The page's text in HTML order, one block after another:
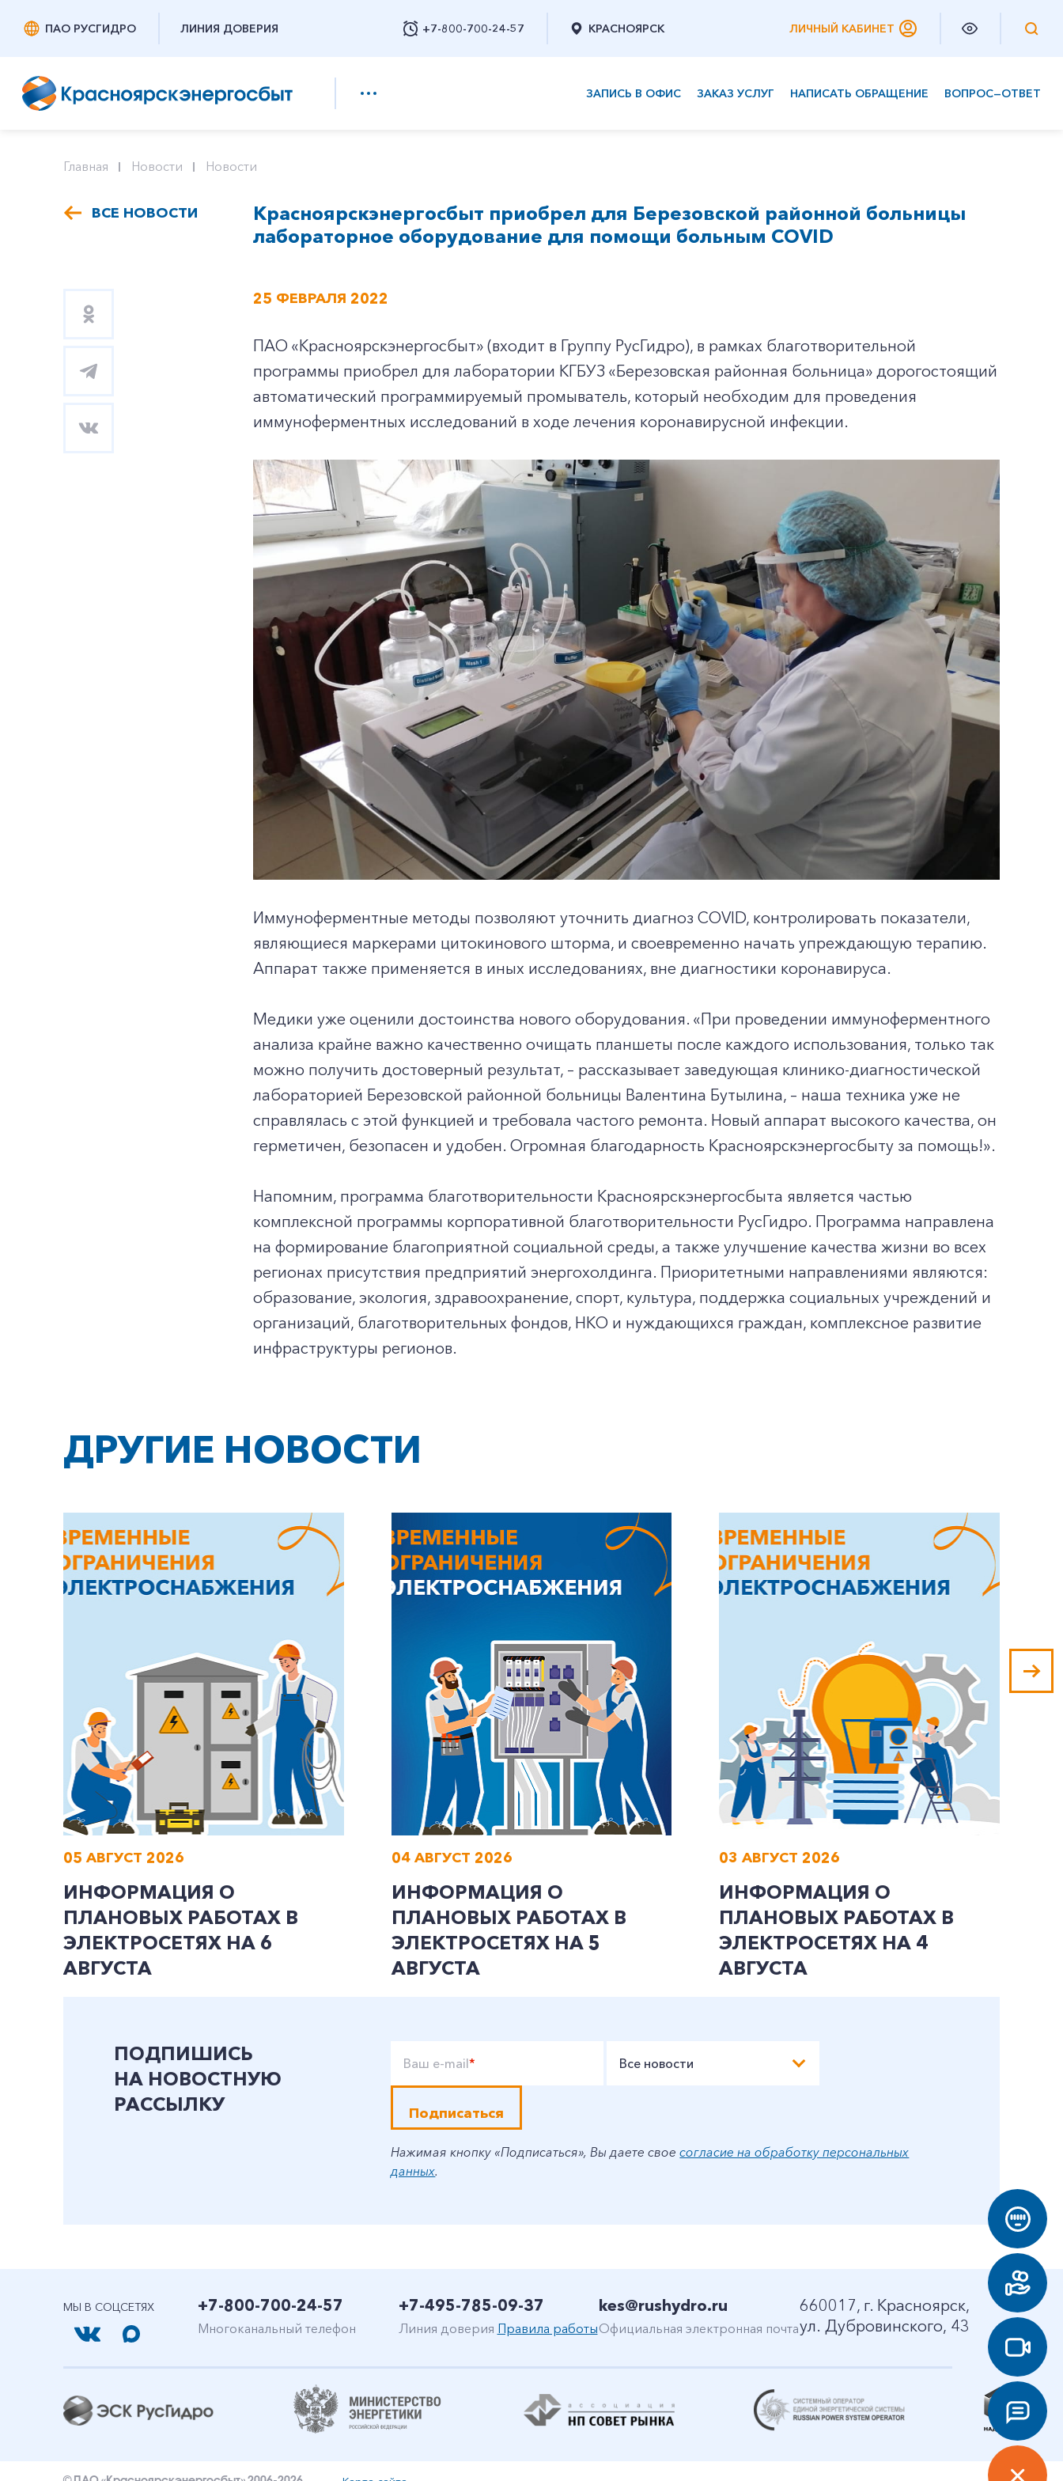
ПАО РУСГИДРО ЛИНИЯ ДОВЕРИЯ +7-800-700-24-57
Заказать обратный звонок
КРАСНОЯРСК ЛИЧНЫЙ КАБИНЕТ
ЗАПИСЬ В ОФИС ЗАКАЗ УСЛУГ НАПИСАТЬ ОБРАЩЕНИЕ ВОПРОС—ОТВЕТ
+7-800-700-24-57
Частным клиентам
Корпоративным клиентам
Главная Новости Новости
ВСЕ НОВОСТИ
Красноярскэнергосбыт приобрел для Березовской районной больницы
лабораторное оборудование для помощи больным COVID
25 ФЕВРАЛЯ 2022
ПАО «Красноярскэнергосбыт» (входит в Группу РусГидро), в рамках благотворительной
программы приобрел для лаборатории КГБУЗ «Березовская районная больница» дорогостоящий
автоматический программируемый промыватель, который необходим для проведения
иммуноферментных исследований в ходе лечения коронавирусной инфекции.
Иммуноферментные методы позволяют уточнить диагноз COVID, контролировать показатели,
являющиеся маркерами цитокинового шторма, и своевременно начать упреждающую терапию.
Аппарат также применяется в иных исследованиях, вне диагностики коронавируса.
Медики уже оценили достоинства нового оборудования. «При проведении иммуноферментного
анализа крайне важно качественно очищать планшеты после каждого использования, только так
можно получить достоверный результат, – рассказывает заведующая клинико-диагностической
лабораторией Березовской районной больницы Валентина Бутылина, – наша техника уже не
справлялась с этой функцией и требовала частого ремонта. Новый аппарат высокого качества, он
герметичен, безопасен и удобен. Огромная благодарность Красноярскэнергосбыту за помощь!».
Напомним, программа благотворительности Красноярскэнергосбыта является частью
комплексной программы корпоративной благотворительности РусГидро. Программа направлена
на формирование благоприятной социальной среды, а также улучшение качества жизни во всех
регионах присутствия предприятий энергохолдинга. Приоритетными направлениями являются:
образование, экология, здравоохранение, спорт, культура, поддержка социальных учреждений и
организаций, благотворительных фондов, НКО и нуждающихся граждан, комплексное развитие
инфраструктуры регионов.
ДРУГИЕ НОВОСТИ
05 АВГУСТ 2026
ИНФОРМАЦИЯ О
ПЛАНОВЫХ РАБОТАХ В
ЭЛЕКТРОСЕТЯХ НА 6
АВГУСТА
04 АВГУСТ 2026
ИНФОРМАЦИЯ О
ПЛАНОВЫХ РАБОТАХ В
ЭЛЕКТРОСЕТЯХ НА 5
АВГУСТА
03 АВГУСТ 2026
ИНФОРМАЦИЯ О
ПЛАНОВЫХ РАБОТАХ В
ЭЛЕКТРОСЕТЯХ НА 4
АВГУСТА
ПОДПИШИСЬ
НА НОВОСТНУЮ
РАССЫЛКУ
Ваш e-mail* Все новости
Подписаться
Нажимая кнопку «Подписаться», Вы даете своесогласие на обработку персональных
данных.
МЫ В СОЦСЕТЯХ +7-800-700-24-57
Многоканальный телефон
+7-495-785-09-37
Линия доверия Правила работы
kes@rushydro.ru
Официальная электронная почта
660017, г. Красноярск,
ул. Дубровинского, 43